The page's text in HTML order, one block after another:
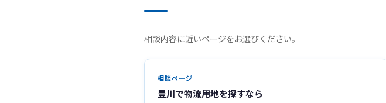
相談内容に近いページをお選びください。
相談ページ
豊川で物流用地を探すなら